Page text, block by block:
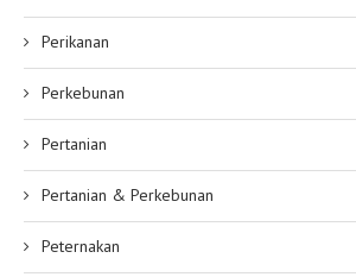
Perikanan
Perkebunan
Pertanian
Pertanian & Perkebunan
Peternakan